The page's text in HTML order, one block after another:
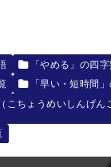
「やめる」の四
「早い・短時間
こちょうめいしんげん